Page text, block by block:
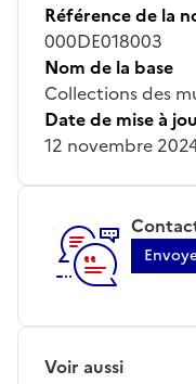
Référence de la
000DE018003
Nom de la base
Collections des
Date de mise à
12 novembre
Voir aussi